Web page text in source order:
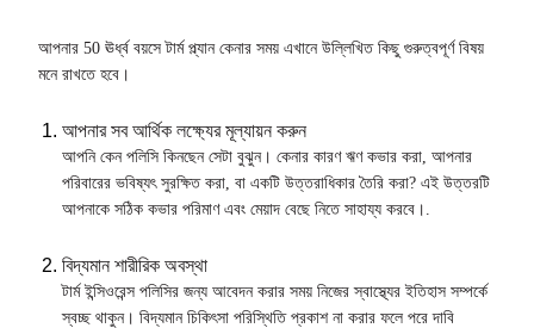
আপনার 50 ঊর্ধ্ব বয়সে টার্ম প্ল্যান কেনার সময় এখানে উল্লিখিত কিছু গুরুত্বপূর্ণ বিষয়
মনে রাখতে হবে।
আপনার সব আর্থিক লক্ষ্যের মূল্যায়ন করুন
আপনি কেন পলিসি কিনছেন সেটা বুঝুন। কেনার কারণ ঋণ কভার করা, আপনার
পরিবারের ভবিষ্যৎ সুরক্ষিত করা, বা একটি উত্তরাধিকার তৈরি করা? এই উত্তরটি
আপনাকে সঠিক কভার পরিমাণ এবং মেয়াদ বেছে নিতে সাহায্য করবে।.
বিদ্যমান শারীরিক অবস্থা
টার্ম ইন্সিওরেন্স পলিসির জন্য আবেদন করার সময় নিজের স্বাস্থ্যের ইতিহাস সম্পর্কে
স্বচ্ছ থাকুন। বিদ্যমান চিকিৎসা পরিস্থিতি প্রকাশ না করার ফলে পরে দাবি